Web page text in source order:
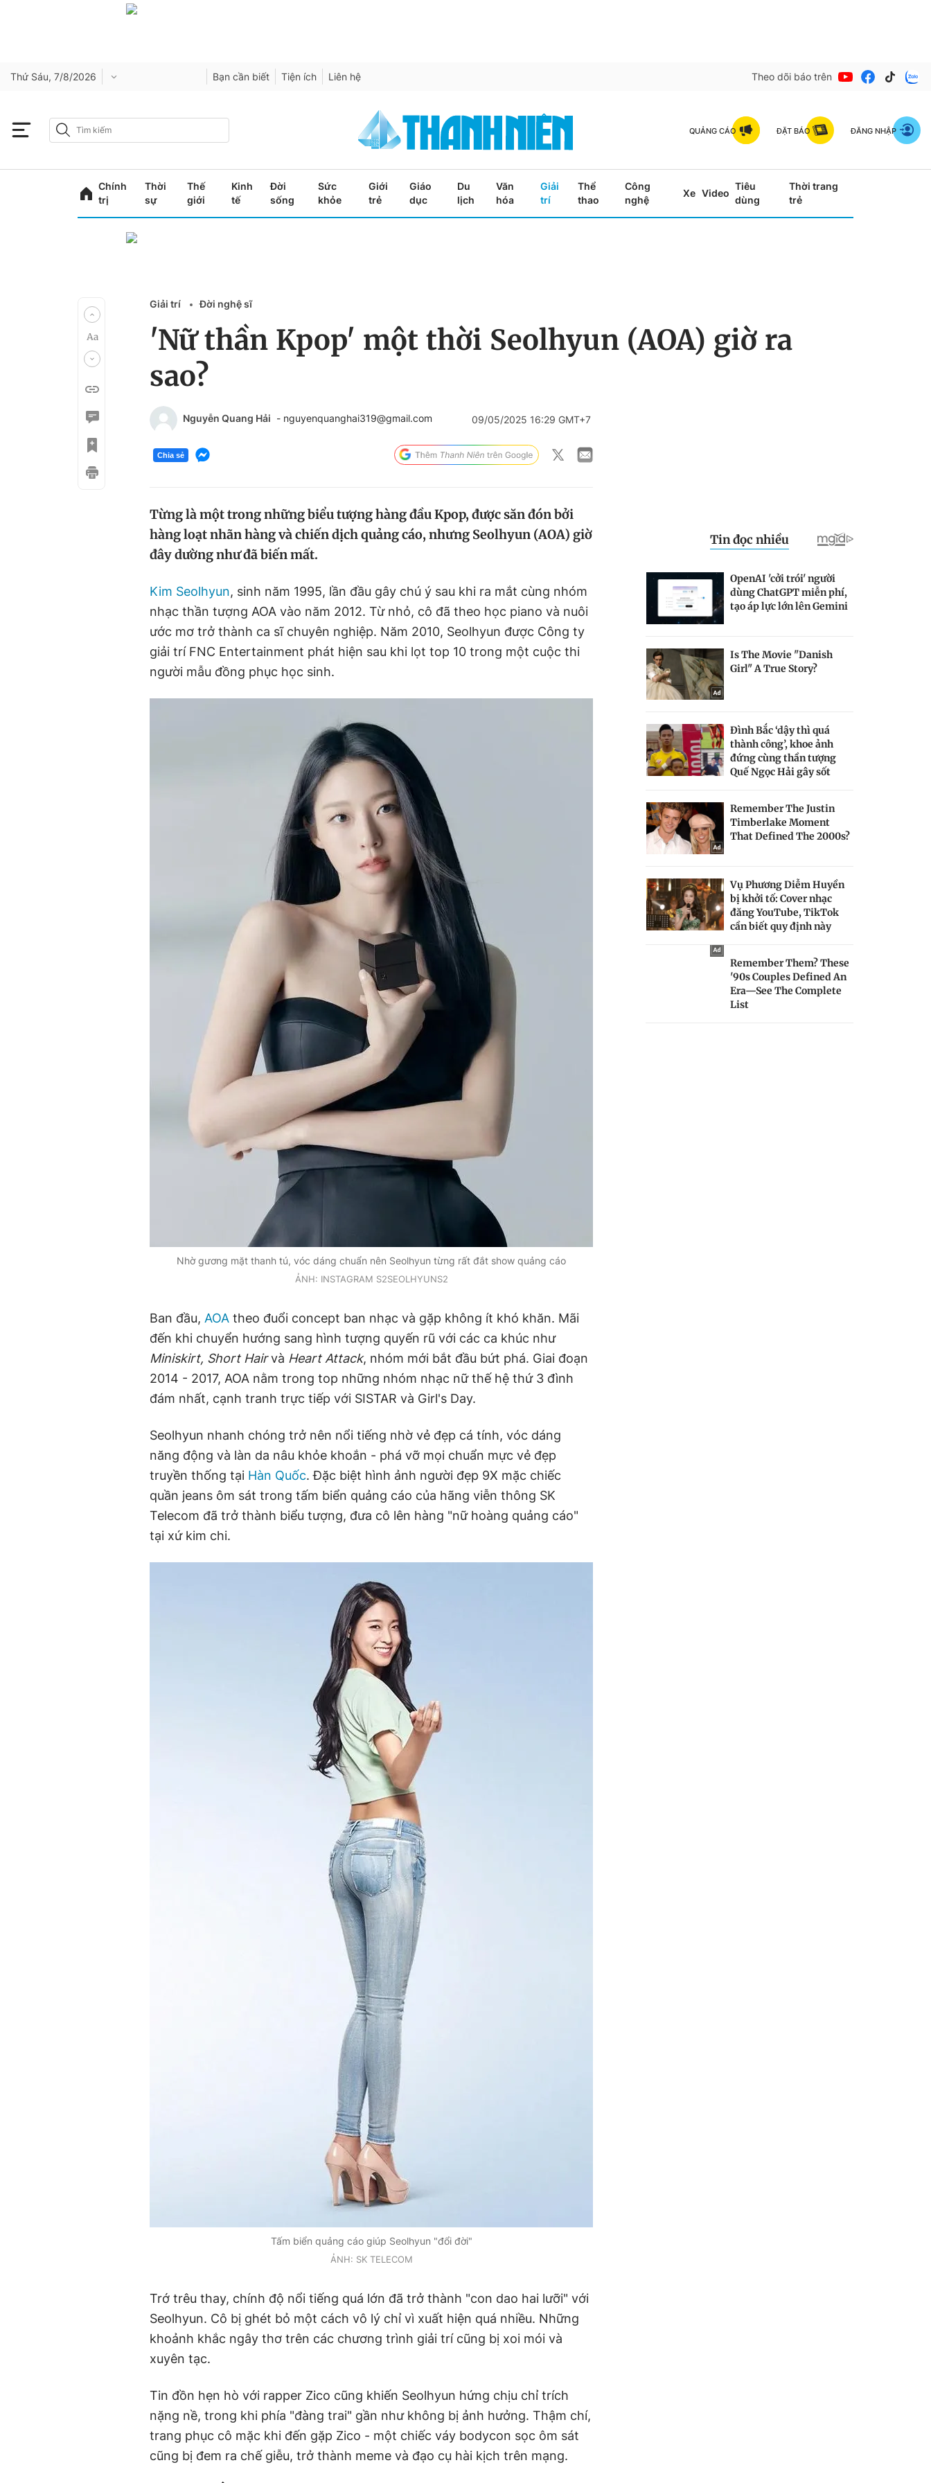
Thứ Sáu, 7/8/2026 Bạn cần biết Tiện ích Liên hệ Theo dõi báo trên
QUẢNG CÁO ĐẶT BÁO ĐĂNG NHẬP
Chính
trị
Thời
sự
Thế
giới
Kinh
tế
Đời
sống
Sức
khỏe
Giới
trẻ
Giáo
dục
Du
lịch
Văn
hóa
Giải
trí
Thể
thao
Công
nghệ
Xe Video
Tiêu
dùng
Thời trang
trẻ
Giải trí Đời nghệ sĩ
'Nữ thần Kpop' một thời Seolhyun (AOA) giờ ra
sao?
Nguyễn Quang Hải - nguyenquanghai319@gmail.com 09/05/2025 16:29 GMT+7
Chia sẻ
Từng là một trong những biểu tượng hàng đầu Kpop, được săn đón bởi
hàng loạt nhãn hàng và chiến dịch quảng cáo, nhưng Seolhyun (AOA) giờ
đây dường như đã biến mất.
Kim Seolhyun, sinh năm 1995, lần đầu gây chú ý sau khi ra mắt cùng nhóm
nhạc thần tượng AOA vào năm 2012. Từ nhỏ, cô đã theo học piano và nuôi
ước mơ trở thành ca sĩ chuyên nghiệp. Năm 2010, Seolhyun được Công ty
giải trí FNC Entertainment phát hiện sau khi lọt top 10 trong một cuộc thi
người mẫu đồng phục học sinh.
Nhờ gương mặt thanh tú, vóc dáng chuẩn nên Seolhyun từng rất đắt show quảng cáo
ẢNH: INSTAGRAM S2SEOLHYUNS2
Ban đầu, AOA theo đuổi concept ban nhạc và gặp không ít khó khăn. Mãi
đến khi chuyển hướng sang hình tượng quyến rũ với các ca khúc như
Miniskirt, Short Hairvà Heart Attack, nhóm mới bắt đầu bứt phá. Giai đoạn
2014 - 2017, AOA nằm trong top những nhóm nhạc nữ thế hệ thứ 3 đình
đám nhất, cạnh tranh trực tiếp với SISTAR và Girl's Day.
Seolhyun nhanh chóng trở nên nổi tiếng nhờ vẻ đẹp cá tính, vóc dáng
năng động và làn da nâu khỏe khoắn - phá vỡ mọi chuẩn mực vẻ đẹp
truyền thống tại Hàn Quốc. Đặc biệt hình ảnh người đẹp 9X mặc chiếc
quần jeans ôm sát trong tấm biển quảng cáo của hãng viễn thông SK
Telecom đã trở thành biểu tượng, đưa cô lên hàng "nữ hoàng quảng cáo"
tại xứ kim chi.
Tấm biển quảng cáo giúp Seolhyun "đổi đời"
ẢNH: SK TELECOM
Trớ trêu thay, chính độ nổi tiếng quá lớn đã trở thành "con dao hai lưỡi" với
Seolhyun. Cô bị ghét bỏ một cách vô lý chỉ vì xuất hiện quá nhiều. Những
khoảnh khắc ngây thơ trên các chương trình giải trí cũng bị xoi mói và
xuyên tạc.
Tin đồn hẹn hò với rapper Zico cũng khiến Seolhyun hứng chịu chỉ trích
nặng nề, trong khi phía "đàng trai" gần như không bị ảnh hưởng. Thậm chí,
trang phục cô mặc khi đến gặp Zico - một chiếc váy bodycon sọc ôm sát
cũng bị đem ra chế giễu, trở thành meme và đạo cụ hài kịch trên mạng.